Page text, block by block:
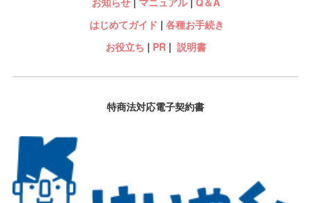
はじめてガイド | 各種お手続き
お役立ち | PR| 説明書
特商法対応電子契約書